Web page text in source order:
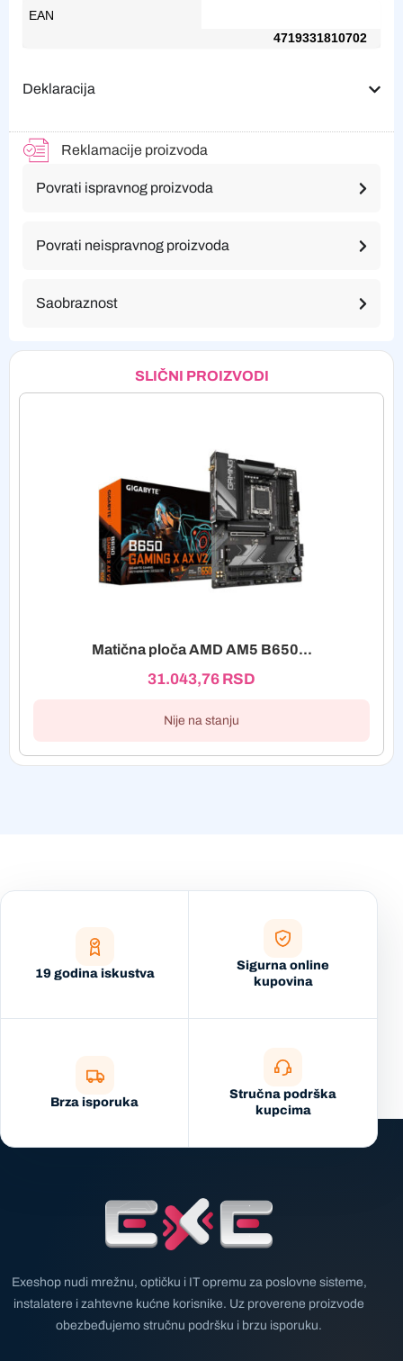
EAN
4719331810702
Deklaracija
Reklamacije proizvoda
Povrati ispravnog proizvoda
Povrati neispravnog proizvoda
Saobraznost
SLIČNI PROIZVODI
Matična ploča AMD AM5 B650...
31.043,76 RSD
Nije na stanju
19 godina iskustva
Sigurna online
kupovina
Brza isporuka
Stručna podrška
kupcima
Exeshop nudi mrežnu, optičku i IT opremu za poslovne sisteme,
instalatere i zahtevne kućne korisnike. Uz proverene proizvode
obezbeđujemo stručnu podršku i brzu isporuku.